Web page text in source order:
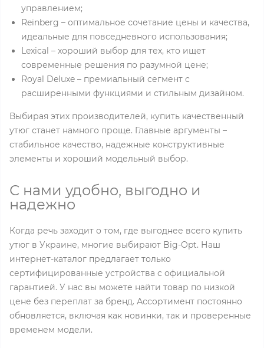
управлением;
Reinberg – оптимальное сочетание цены и качества,
идеальные для повседневного использования;
Lexical – хороший выбор для тех, кто ищет
современные решения по разумной цене;
Royal Deluxe – премиальный сегмент с
расширенными функциями и стильным дизайном.
Выбирая этих производителей, купить качественный
утюг станет намного проще. Главные аргументы –
стабильное качество, надежные конструктивные
элементы и хороший модельный выбор.
С нами удобно, выгодно и
надежно
Когда речь заходит о том, где выгоднее всего купить
утюг в Украине, многие выбирают Big-Opt. Наш
интернет-каталог предлагает только
сертифицированные устройства с официальной
гарантией. У нас вы можете найти товар по низкой
цене без переплат за бренд. Ассортимент постоянно
обновляется, включая как новинки, так и проверенные
временем модели.